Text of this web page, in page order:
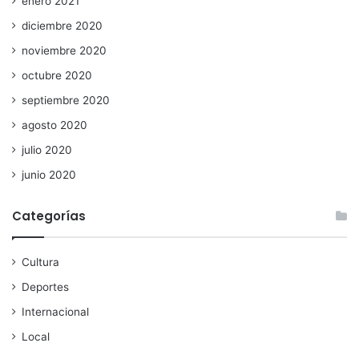
diciembre 2020
noviembre 2020
octubre 2020
septiembre 2020
agosto 2020
julio 2020
junio 2020
Categorías
Cultura
Deportes
Internacional
Local